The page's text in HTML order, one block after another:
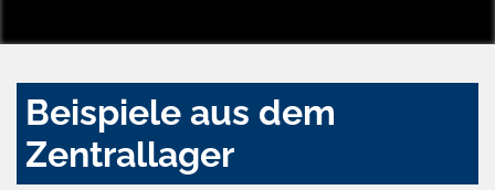
Beispiele aus dem
Zentrallager